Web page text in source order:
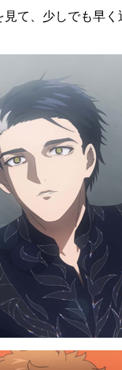
て、少しでも早